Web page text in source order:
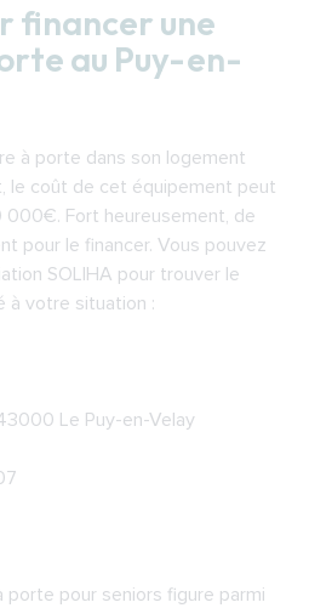
financer une
au Puy-en-
à porte dans son logement
le coût de cet équipement peut
Fort heureusement, de
pour le financer. Vous pouvez
SOLIHA pour trouver le
à votre situation :
Le Puy-en-Velay
porte pour seniors figure parmi